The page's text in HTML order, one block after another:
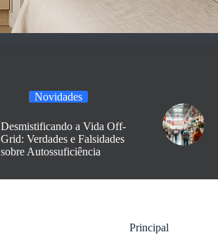
Novidades
Desmistificando a Vida Off-
Grid: Verdades e Falsidades
sobre Autossuficiência
Principal